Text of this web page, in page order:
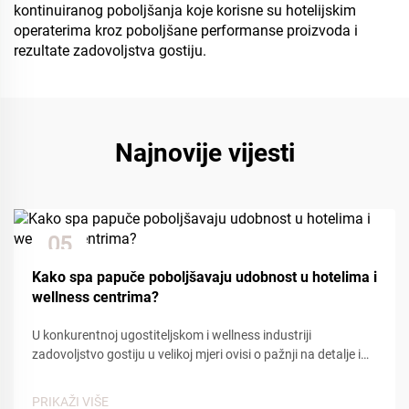
kontinuiranog poboljšanja koje korisne su hotelijskim
operaterima kroz poboljšane performanse proizvoda i
rezultate zadovoljstva gostiju.
Najnovije vijesti
05
Dec
Kako spa papuče poboljšavaju udobnost u hotelima i
wellness centrima?
U konkurentnoj ugostiteljskom i wellness industriji
zadovoljstvo gostiju u velikoj mjeri ovisi o pažnji na detalje i
na iskustvo gostiju, spa papuče igraju ključnu ulogu u
PRIKAŽI VIŠE